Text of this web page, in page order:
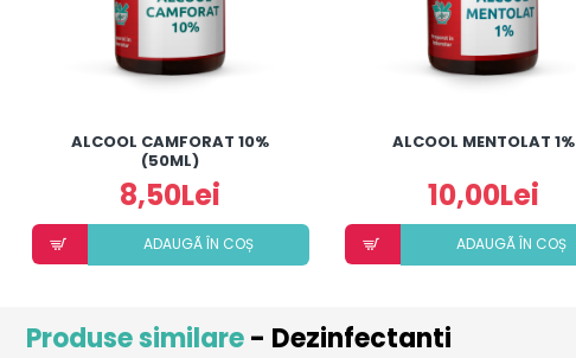
ALCOOL CAMFORAT 10%
(50ML)
8,50Lei
ADAUGÃ ÎN COȘ
ALCOOL MENTOLAT 1%
10,00Lei
ADAUGÃ ÎN COȘ
Produse similare- Dezinfectanti